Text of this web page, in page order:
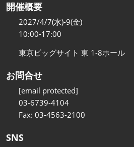
開催概要
2027/4/7(水)-9(金)
10:00-17:00
東京ビッグサイト 東 1-8ホール
お問合せ
[email protected]
03-6739-4104
Fax: 03-4563-2100
SNS